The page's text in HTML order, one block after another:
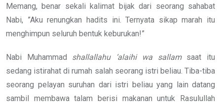
Memang, benar sekali kalimat bijak dari seorang sahabat
Nabi, ”Aku renungkan hadits ini. Ternyata sikap marah itu
menghimpun seluruh bentuk keburukan!”
Nabi Muhammad shallallahu ‘alaihi wa sallamsaat itu
sedang istirahat di rumah salah seorang istri beliau. Tiba-tiba
seorang pelayan suruhan dari istri beliau yang lain datang
sambil membawa talam berisi makanan untuk Rasulullah